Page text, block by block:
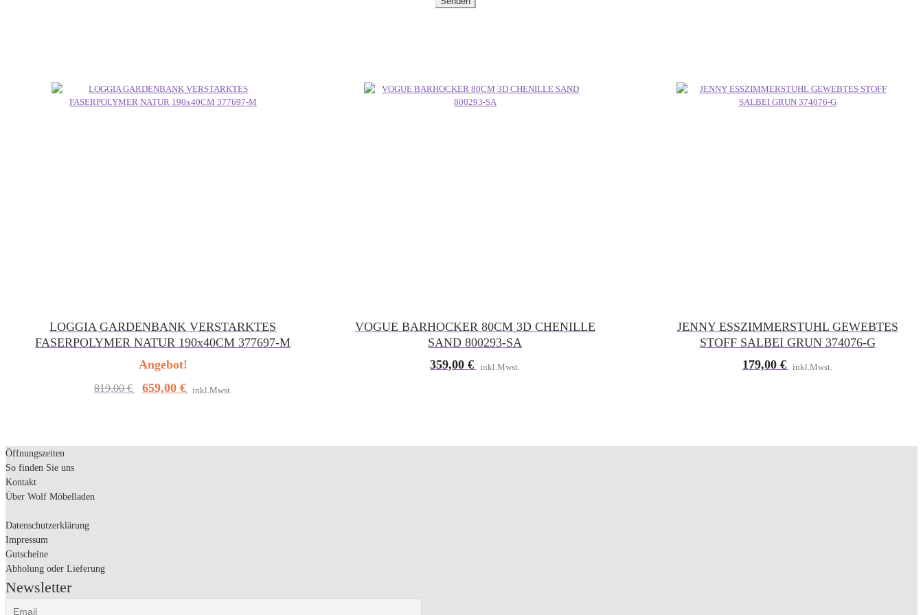
LOGGIA GARDENBANK VERSTARKTES
FASERPOLYMER NATUR 190x40CM 377697-M
Angebot!
819,00€
Ursprünglicher
659,00 €Aktueller
inkl.Mwst.
VOGUE BARHOCKER 80CM 3D CHENILLE
SAND 800293-SA
359,00€ inkl.Mwst.
JENNY ESSZIMMERSTUHL GEWEBTES
STOFF SALBEI GRUN 374076-G
179,00€ inkl.Mwst.
Öffnungszeiten
So finden Sie uns
Kontakt
Über Wolf Möbelladen
Datenschutzerklärung
Impressum
Gutscheine
Abholung oder Lieferung
Newsletter